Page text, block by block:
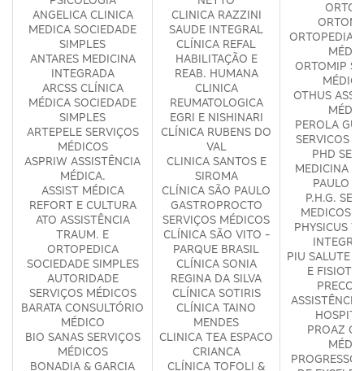
ANGELICA CLINICA
MEDICA SOCIEDADE
SIMPLES
ANTARES MEDICINA
INTEGRADA
ARCSS CLÍNICA
MÉDICA SOCIEDADE
SIMPLES
ARTEPELE SERVIÇOS
MÉDICOS
ASPRIW ASSISTÊNCIA
MÉDICA.
ASSIST MÉDICA
REFORT E CULTURA
ATO ASSISTÊNCIA
TRAUM. E
ORTOPEDICA
SOCIEDADE SIMPLES
AUTORIDADE
SERVIÇOS MÉDICOS
BARATA CONSULTÓRIO
MÉDICO
BIO SANAS SERVIÇOS
MÉDICOS
BONADIA & GARCIA
CLINICA RAZZINI
SAUDE INTEGRAL
CLÍNICA REFAL
HABILITAÇÃO E
REAB. HUMANA
CLINICA
REUMATOLOGICA
EGRI E NISHINARI
CLÍNICA RUBENS DO
VAL
CLINICA SANTOS E
SIROMA
CLÍNICA SÃO PAULO
GASTROPROCTO
SERVIÇOS MÉDICOS
CLÍNICA SÃO VITO -
PARQUE BRASIL
CLÍNICA SONIA
REGINA DA SILVA
CLÍNICA SOTIRIS
CLÍNICA TAINO
MENDES
CLINICA TEA ESPACO
CRIANCA
CLÍNICA TOFOLI &
ORTOPEDIA
ORTOMIP
OTHUS
PEROLA
SERVICOS
PHD
MEDICINA
PAULO
P.H.G.
MEDICOS
PHYSICUS
PIU SALUTE
E
PROAZ
PROGRESSO